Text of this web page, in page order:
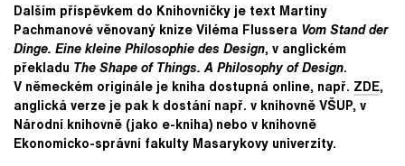
Dalším příspěvkem do Knihovničky je text Martiny
Pachmanové věnovaný knize Viléma Flussera Vom Stand der
Dinge. Eine kleine Philosophie des Design, v anglickém
překladu The Shape of Things. A Philosophy of Design.
V německém originále je kniha dostupná online, např. ZDE,
anglická verze je pak k dostání např. v knihovně VŠUP, v
Národní knihovně (jako e-kniha) nebo v knihovně
Ekonomicko-správní fakulty Masarykovy univerzity.